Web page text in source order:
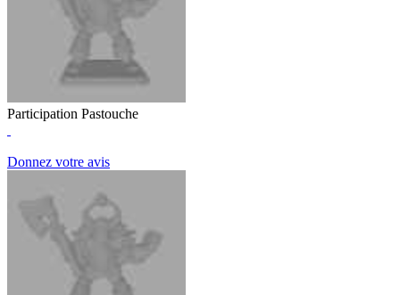
Participation Pastouche
Donnez votre avis